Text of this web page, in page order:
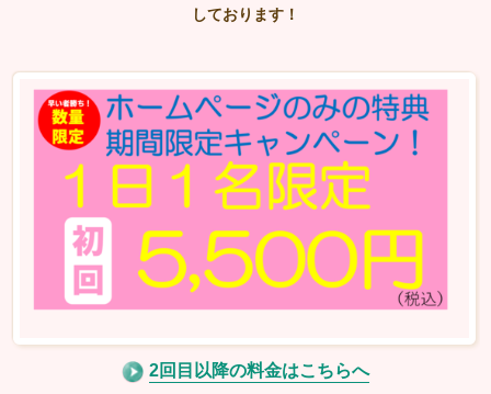
しております！
2回目以降の料金はこちらへ